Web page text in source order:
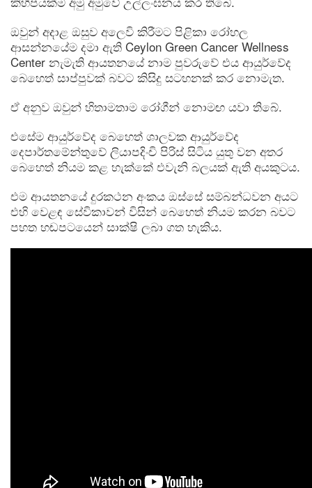
ඔවුන් අදාළ ඔසුව අලෙවි කිරීමට පිළිකා රෝහල
ආසන්නයේම දමා ඇති Ceylon Green Cancer Wellness
Center නැමැති ආයතනයේ නාම පුවරුවේ එය ආයුර්වේද
බෙහෙත් සාප්පුවක් බවට කිසිදු සටහනක් කර නොමැත.
ඒ අනුව ඔවුන් හිතාමතාම රෝගීන් නොමඟ යවා තිබේ.
එසේම ආයුර්වේද බෙහෙත් ශාලවක ආයුර්වේද
දෙපාර්තමේන්තුවේ ලියාපදිංචි පිරිස් සිටිය යුතු වන අතර
බෙහෙත් නියම කළ හැක්කේ එවැනි බලයක් ඇති අයකුටය.
එම ආයතනයේ දුරකථන අංකය ඔස්සේ සම්බන්ධවන අයට
එහි වෙළඳ සේවිකාවන් විසින් බෙහෙත් නියම කරන බවට
පහත හඬපටයෙන් සාක්ෂි ලබා ගත හැකිය.